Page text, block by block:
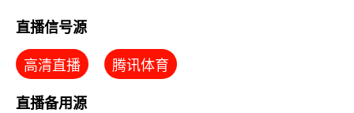
直播信号源
高清直播 腾讯体育
直播备用源